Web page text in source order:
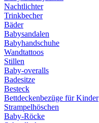
Nachtlichter
Trinkbecher
Bäder
Babysandalen
Babyhandschuhe
Wandtattoos
Stillen
Baby-overalls
Badesitze
Besteck
Bettdeckenbezüge für Kinder
Strampelhöschen
Baby-Röcke